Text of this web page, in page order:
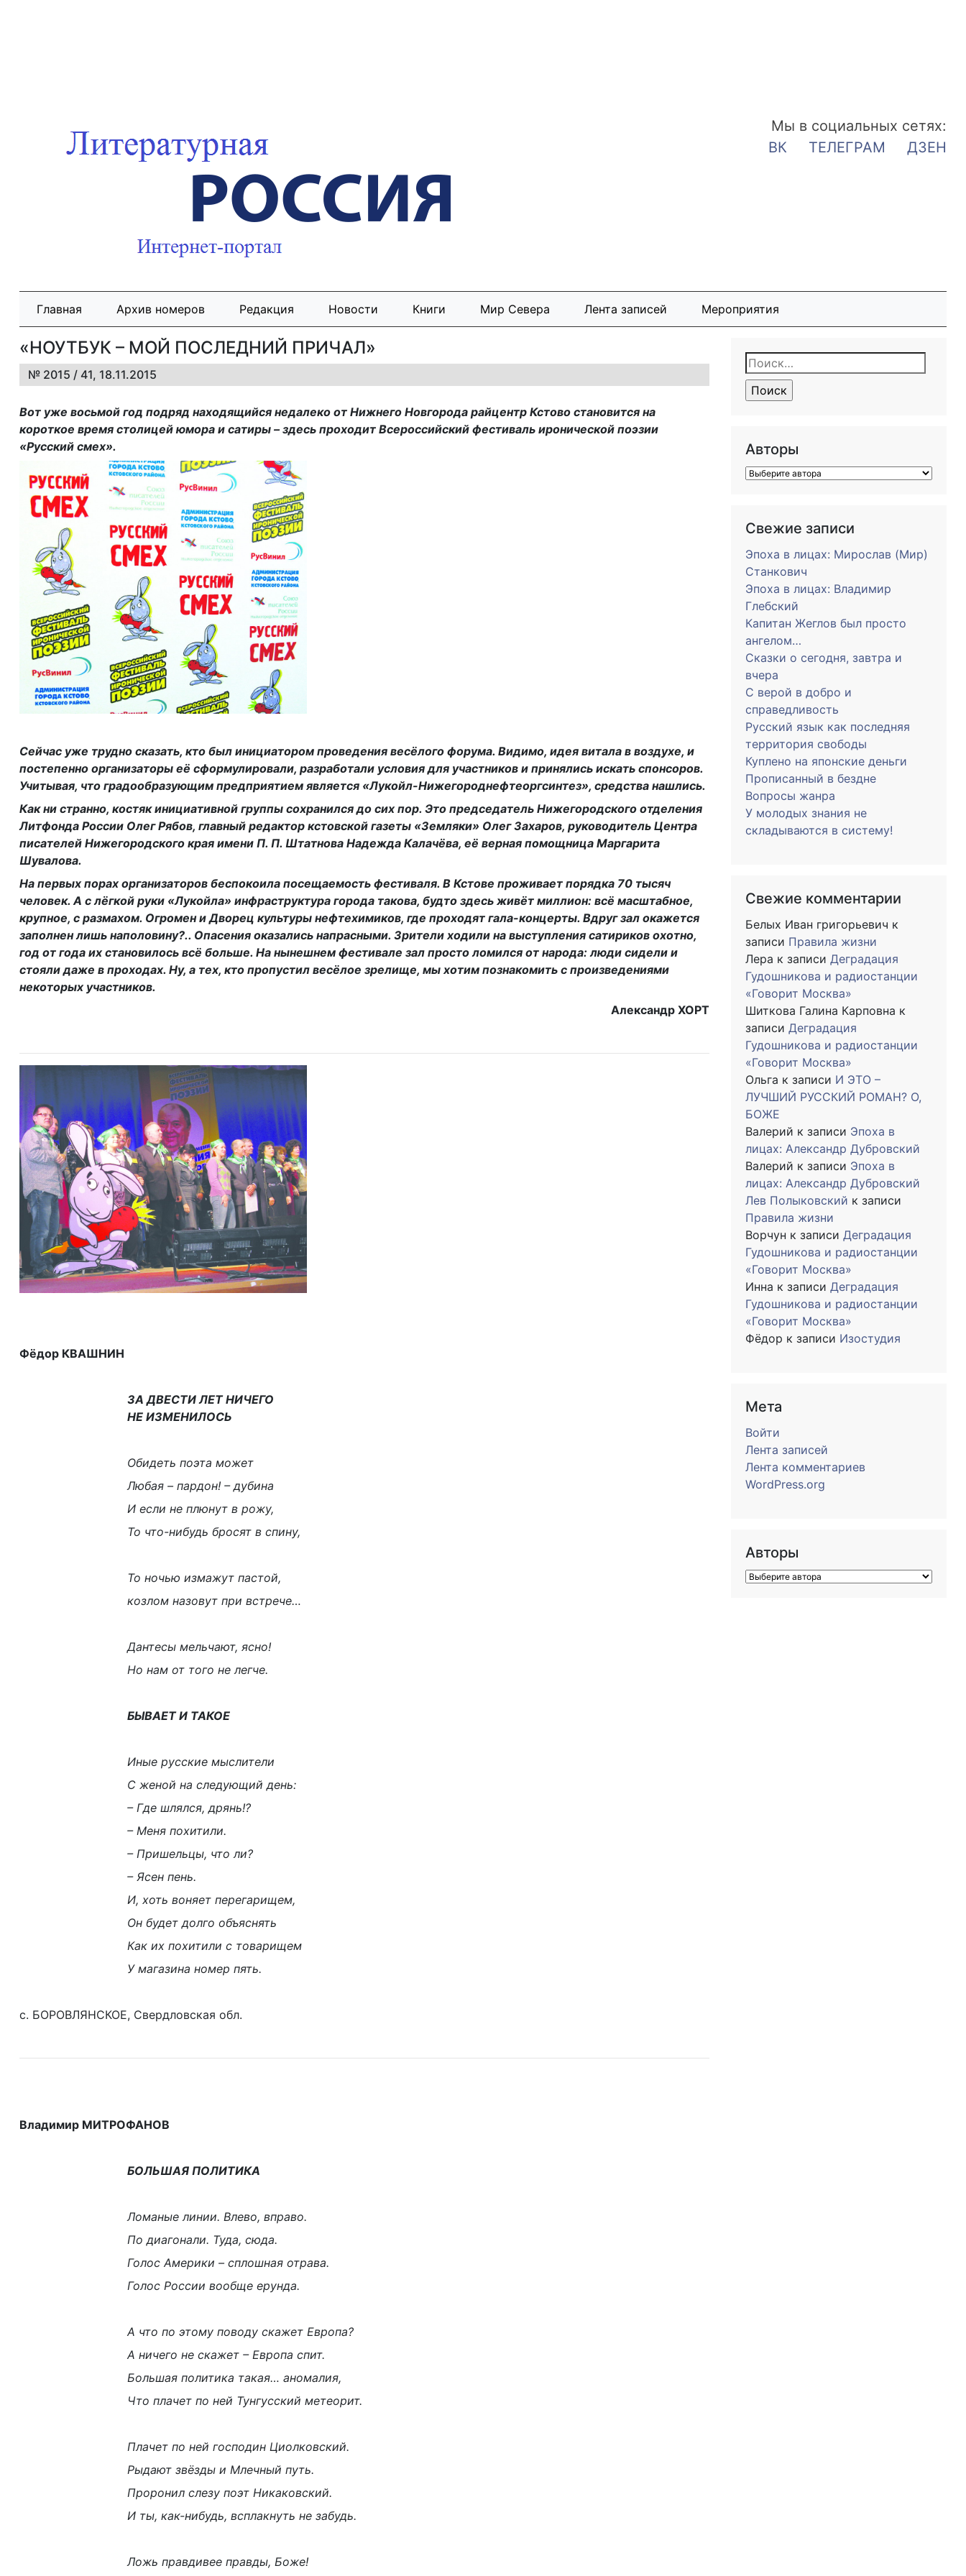
Мы в социальных сетях:
ВК
ТЕЛЕГРАМ ДЗЕН
Главная Архив номеров Редакция Новости Книги Мир Севера Лента записей Мероприятия
«НОУТБУК – МОЙ ПОСЛЕДНИЙ ПРИЧАЛ»
№ 2015 / 41, 18.11.2015
Вот уже восьмой год подряд находящийся недалеко от Нижнего Новгорода райцентр Кстово становится на
короткое время столицей юмора и сатиры – здесь проходит Всероссийский фестиваль иронической поэзии
«Русский смех».
Сейчас уже трудно сказать, кто был инициатором проведения весёлого форума. Видимо, идея витала в воздухе, и
постепенно организаторы её сформулировали, разработали условия для участников и принялись искать спонсоров.
Учитывая, что градообразующим предприятием является «Лукойл-Нижегороднефтеоргсинтез», средства нашлись.
Как ни странно, костяк инициативной группы сохранился до сих пор. Это председатель Нижегородского отделения
Литфонда России Олег Рябов, главный редактор кстовской газеты «Земляки» Олег Захаров, руководитель Центра
писателей Нижегородского края имени П. П. Штатнова Надежда Калачёва, её верная помощница Маргарита
Шувалова.
На первых порах организаторов беспокоила посещаемость фестиваля. В Кстове проживает порядка 70 тысяч
человек. А с лёгкой руки «Лукойла» инфраструктура города такова, будто здесь живёт миллион: всё масштабное,
крупное, с размахом. Огромен и Дворец культуры нефтехимиков, где проходят гала-концерты. Вдруг зал окажется
заполнен лишь наполовину?.. Опасения оказались напрасными. Зрители ходили на выступления сатириков охотно,
год от года их становилось всё больше. На нынешнем фестивале зал просто ломился от народа: люди сидели и
стояли даже в проходах. Ну, а тех, кто пропустил весёлое зрелище, мы хотим познакомить с произведениями
некоторых участников.
Александр ХОРТ
Фёдор КВАШНИН
ЗА ДВЕСТИ ЛЕТ НИЧЕГО
НЕ ИЗМЕНИЛОСЬ
Обидеть поэта может
Любая – пардон! – дубина
И если не плюнут в рожу,
То что-нибудь бросят в спину,
То ночью измажут пастой,
козлом назовут при встрече…
Дантесы мельчают, ясно!
Но нам от того не легче.
БЫВАЕТ И ТАКОЕ
Иные русские мыслители
С женой на следующий день:
– Где шлялся, дрянь!?
– Меня похитили.
– Пришельцы, что ли?
– Ясен пень.
И, хоть воняет перегарищем,
Он будет долго объяснять
Как их похитили с товарищем
У магазина номер пять.
с. БОРОВЛЯНСКОЕ, Свердловская обл.
Владимир МИТРОФАНОВ
БОЛЬШАЯ ПОЛИТИКА
Ломаные линии. Влево, вправо.
По диагонали. Туда, сюда.
Голос Америки – сплошная отрава.
Голос России вообще ерунда.
А что по этому поводу скажет Европа?
А ничего не скажет – Европа спит.
Большая политика такая… аномалия,
Что плачет по ней Тунгусский метеорит.
Плачет по ней господин Циолковский.
Рыдают звёзды и Млечный путь.
Проронил слезу поэт Никаковский.
И ты, как-нибудь, всплакнуть не забудь.
Ложь правдивее правды, Боже!
Найти:
Авторы
Свежие записи
Эпоха в лицах: Мирослав (Мир)
Станкович
Эпоха в лицах: Владимир
Глебский
Капитан Жеглов был просто
ангелом…
Сказки о сегодня, завтра и
вчера
С верой в добро и
справедливость
Русский язык как последняя
территория свободы
Куплено на японские деньги
Прописанный в бездне
Вопросы жанра
У молодых знания не
складываются в систему!
Свежие комментарии
Белых Иван григорьевич к
записи Правила жизни
Лера к записи Деградация
Гудошникова и радиостанции
«Говорит Москва»
Шиткова Галина Карповна к
записи Деградация
Гудошникова и радиостанции
«Говорит Москва»
Ольга к записи И ЭТО –
ЛУЧШИЙ РУССКИЙ РОМАН? О,
БОЖЕ
Валерий к записи Эпоха в
лицах: Александр Дубровский
Валерий к записи Эпоха в
лицах: Александр Дубровский
Лев Полыковский к записи
Правила жизни
Ворчун к записи Деградация
Гудошникова и радиостанции
«Говорит Москва»
Инна к записи Деградация
Гудошникова и радиостанции
«Говорит Москва»
Фёдор к записи Изостудия
Мета
Войти
Лента записей
Лента комментариев
WordPress.org
Авторы